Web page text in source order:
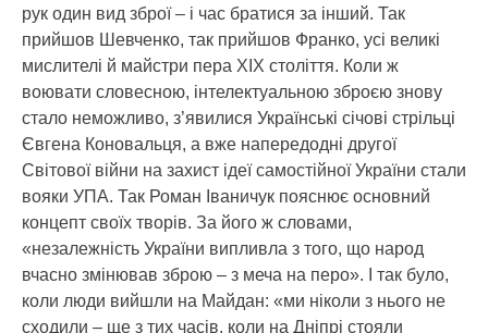
рук один вид зброї – і час братися за інший. Так
прийшов Шевченко, так прийшов Франко, усі великі
мислителі й майстри пера ХІХ століття. Коли ж
воювати словесною, інтелектуальною зброєю знову
стало неможливо, з’явилися Українські січові стрільці
Євгена Коновальця, а вже напередодні другої
Світової війни на захист ідеї самостійної України стали
вояки УПА. Так Роман Іваничук пояснює основний
концепт своїх творів. За його ж словами,
«незалежність України випливла з того, що народ
вчасно змінював зброю – з меча на перо». І так було,
коли люди вийшли на Майдан: «ми ніколи з нього не
сходили – ще з тих часів, коли на Дніпрі стояли